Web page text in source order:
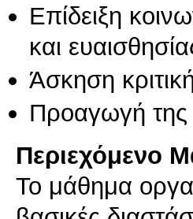
Επίδειξη
και
Άσκηση
Προαγωγή της
Περιεχόμενο
Το μάθημα